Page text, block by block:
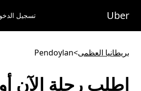
للوصول
المحتوى
Uber تسجيل
بريطانيا العظمى>
Pendoylan
اطلب رحلة الآن